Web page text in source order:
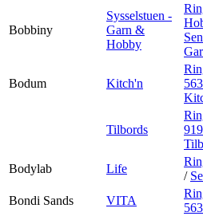
Bobbiny
Sysselstuen -
Garn &
Hobby
Bodum Kitch'n
Tilbords
Bodylab
Life
/
Bondi Sands
VITA